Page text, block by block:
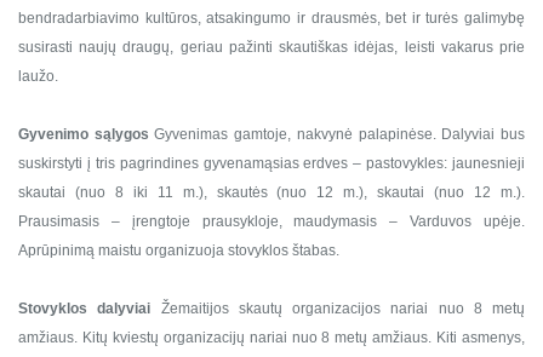
bendradarbiavimo kultūros, atsakingumo ir drausmės, bet ir turės galimybę
susirasti naujų draugų, geriau pažinti skautiškas idėjas, leisti vakarus prie
laužo.
Gyvenimo sąlygos Gyvenimas gamtoje, nakvynė palapinėse. Dalyviai bus
suskirstyti į tris pagrindines gyvenamąsias erdves – pastovykles: jaunesnieji
skautai (nuo 8 iki 11 m.), skautės (nuo 12 m.), skautai (nuo 12 m.).
Prausimasis – įrengtoje prausykloje, maudymasis – Varduvos upėje.
Aprūpinimą maistu organizuoja stovyklos štabas.
Stovyklos dalyviai Žemaitijos skautų organizacijos nariai nuo 8 metų
amžiaus. Kitų kviestų organizacijų nariai nuo 8 metų amžiaus. Kiti asmenys,